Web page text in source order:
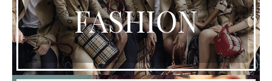
FASHION